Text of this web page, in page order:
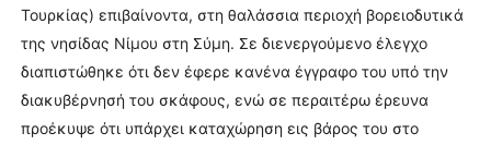
Τουρκίας) επιβαίνοντα, στη θαλάσσια περιοχή βορειοδυτικά
της νησίδας Νίμου στη Σύμη. Σε διενεργούμενο έλεγχο
διαπιστώθηκε ότι δεν έφερε κανένα έγγραφο του υπό την
διακυβέρνησή του σκάφους, ενώ σε περαιτέρω έρευνα
προέκυψε ότι υπάρχει καταχώρηση εις βάρος του στο